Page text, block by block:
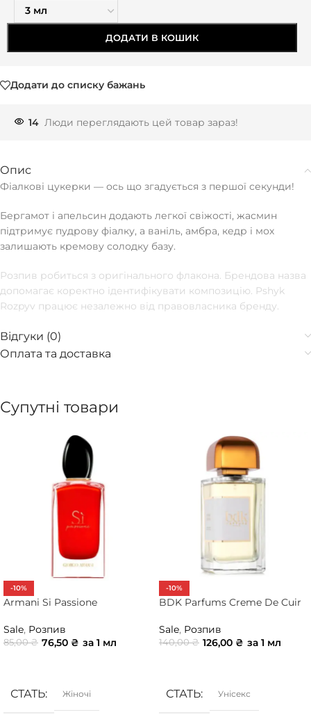
ДОДАТИ В КОШИК
Додати до списку бажань
14 Люди переглядають цей товар зараз!
Опис
Фіалкові цукерки — ось що згадується з першої секунди!
Бергамот і апельсин додають легкої свіжості, жасмин
підтримує пудрову фіалку, а ваніль, амбра, кедр і мох
залишають кремову солодку базу.
Розпив робиться з оригінального флакона. Брендова назва
допомагає коректно ідентифікувати композицію. Pshyk
Rozpyv працює незалежно від правовласника бренду.
Відгуки (0)
Оплата та доставка
Супутні товари
-10%
Armani Si Passione
Sale, Розпив
85,00₴ 76,50 ₴ за 1 мл
СТАТЬ Жіночі
-10%
BDK Parfums Creme De Cuir
Sale, Розпив
140,00₴ 126,00 ₴ за 1 мл
СТАТЬ Унісекс